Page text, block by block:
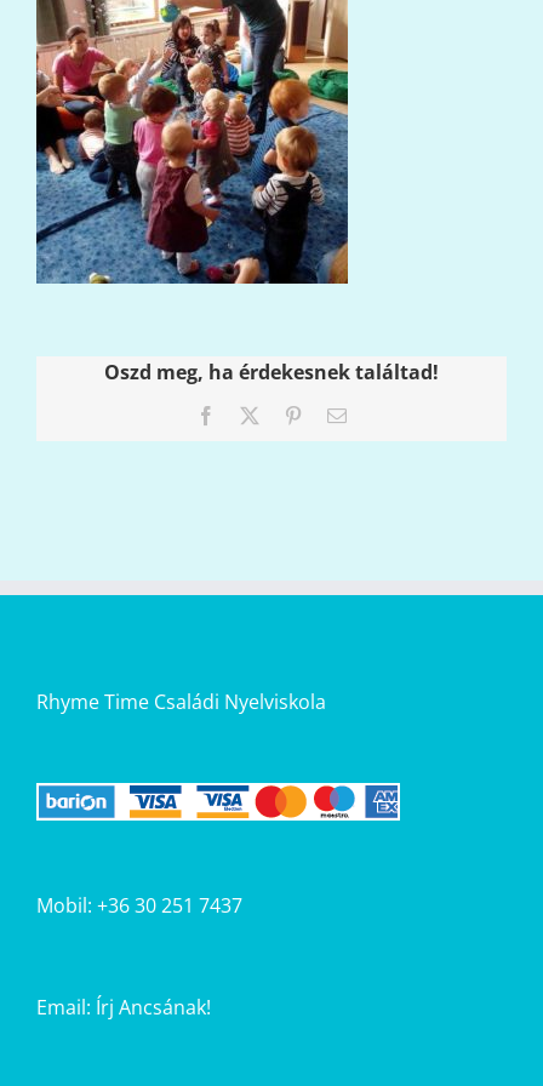
Oszd meg, ha érdekesnek találtad!
Facebook PinterestEmail:
Rhyme Time Családi Nyelviskola
Mobil: +36 30 251 7437
Email: Írj Ancsának!